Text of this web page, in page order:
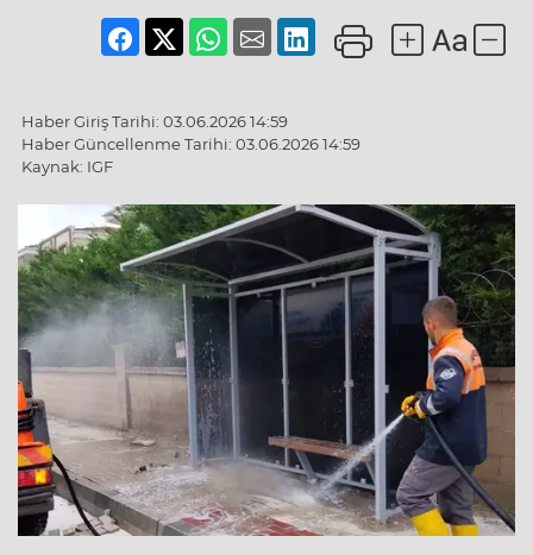
Haber Giriş Tarihi: 03.06.2026 14:59
Haber Güncellenme Tarihi: 03.06.2026 14:59
Kaynak: IGF